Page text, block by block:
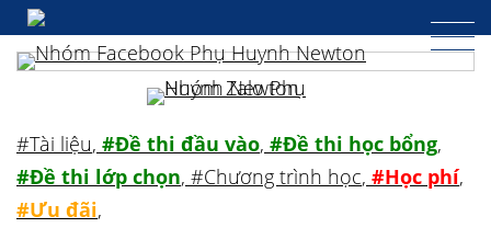
#Tài liệu, #Đề thi đầu vào, #Đề thi học bổng,
#Đề thi lớp chọn, #Chương trình học, #Học phí,
#Ưu đãi,